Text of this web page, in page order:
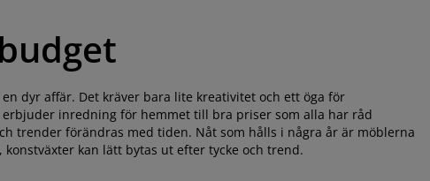
dyr affär. Det kräver bara lite kreativitet och ett öga för
inredning för hemmet till bra priser som alla har råd
trender förändras med tiden. Nåt som hålls i några år är möblerna
kan lätt bytas ut efter tycke och trend.